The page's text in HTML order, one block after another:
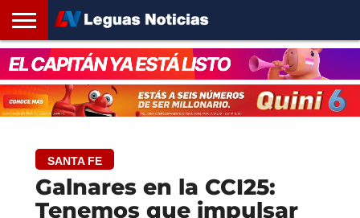
INICIO
SANTA
FE
ROSARIO24
REGIONES
ARGENTINA
OPINIÓN
CONTACTO
SANTA FE
Galnares en la CCI25:
Tenemos que impulsar